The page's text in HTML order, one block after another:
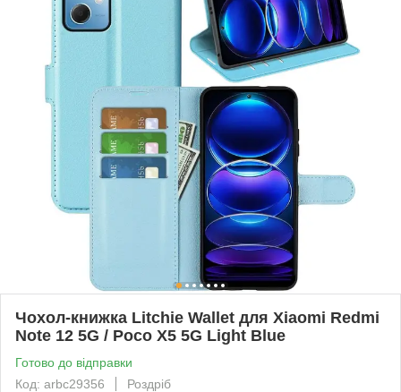
Чохол-книжка Litchie Wallet для Xiaomi Redmi
Note 12 5G / Poco X5 5G Light Blue
Готово до відправки
Код: arbc29356
Роздріб